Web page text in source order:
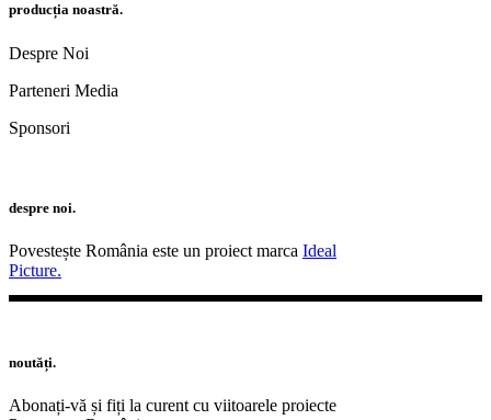
producția noastră.
Despre Noi
Parteneri Media
Sponsori
despre noi.
Povestește România este un proiect marca Ideal
Picture.
noutăți.
Abonați-vă și fiți la curent cu viitoarele proiecte